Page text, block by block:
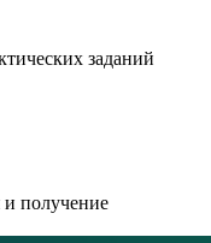
заданий
и получение